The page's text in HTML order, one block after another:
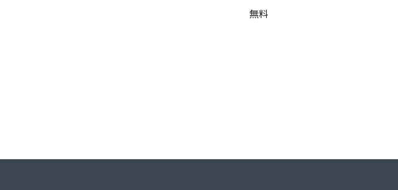
無料